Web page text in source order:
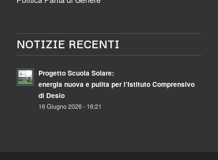
NOTIZIE RECENTI
Progetto Scuola Solare:
energia nuova e pulita per l’Istituto Comprensivo
di Desio
16 Giugno 2026 - 16:21